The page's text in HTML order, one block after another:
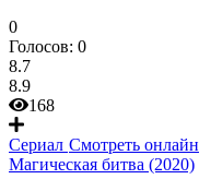
0
Голосов: 0
8.7
8.9
168
Сериал Смотреть онлайн
Магическая битва (2020)